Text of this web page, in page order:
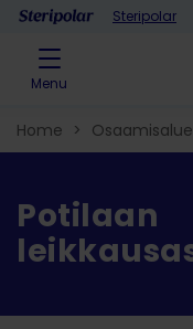
Skip to contentSteripolar
Menu
Home >
leikkausasennot
Potilaan